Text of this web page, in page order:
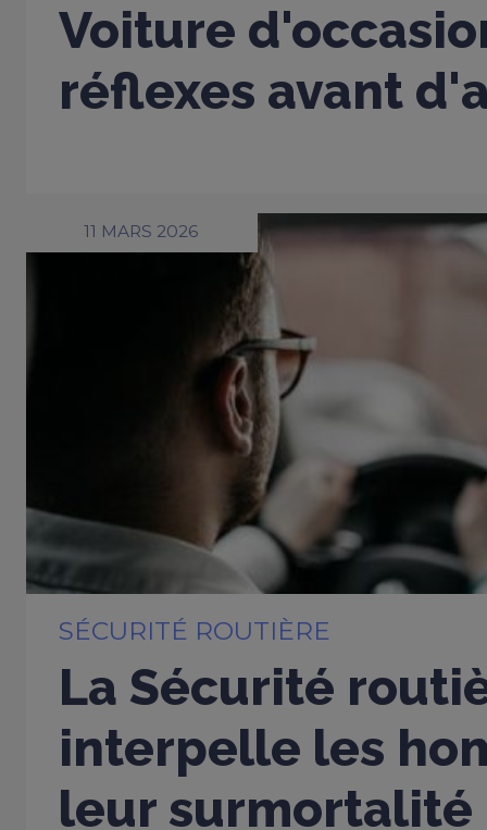
Voiture
réflexes avant
11 MARS 2026
SÉCURITÉ ROUTIÈRE
La Sécurité
interpelle les
leur